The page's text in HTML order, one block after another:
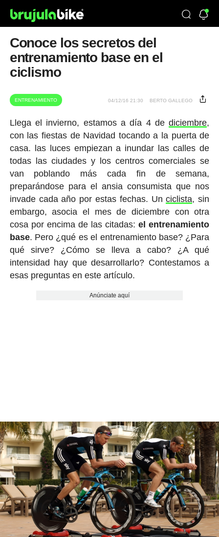
Conoce los secretos del
entrenamiento base en el
ciclismo
ENTRENAMIENTO 04/12/16 21:30 BERTO GALLEGO
Llega el invierno, estamos a día 4 dediciembre,
con las fiestas de Navidad tocando a la puerta de
casa. las luces empiezan a inundar las calles de
todas las ciudades y los centros comerciales se
van poblando más cada fin de semana,
preparándose para el ansia consumista que nos
invade cada año por estas fechas. Unciclista, sin
embargo, asocia el mes de diciembre con otra
cosa por encima de las citadas:el entrenamiento
base. Pero ¿qué es el entrenamiento base? ¿Para
qué sirve? ¿Cómo se lleva a cabo? ¿A qué
intensidad hay que desarrollarlo? Contestamos a
esas preguntas en este artículo.
Anúnciate aquí